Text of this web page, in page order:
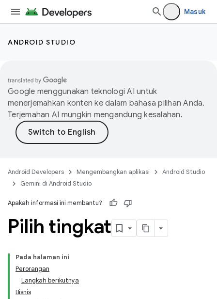
Masuk
ANDROID STUDIO
Google menggunakan teknologi AI untuk
menerjemahkan konten ke dalam bahasa pilihan Anda.
Terjemahan AI mungkin mengandung kesalahan.
Android Developers Mengembangkan aplikasi
Android Studio
Gemini di Android Studio
Apakah informasi ini membantu?
Pilih tingkat
Pada halaman ini
Perorangan
Langkah berikutnya
Bisnis